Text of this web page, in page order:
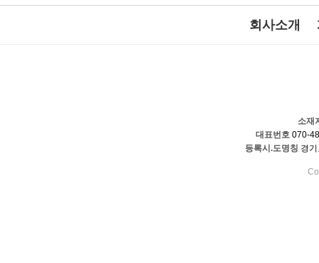
회사소개
소재
대표번호 070-
등록시.도명칭 경